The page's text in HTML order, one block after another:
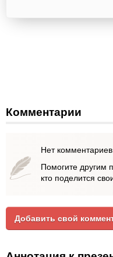
Комментарии
Нет
Помогите другим
кто поделится
Добавить свой